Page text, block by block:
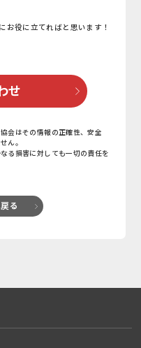
お役に立てればと思います！
せ
会はその情報の正確性、安全
ん。
る損害に対しても一切の責任を
る